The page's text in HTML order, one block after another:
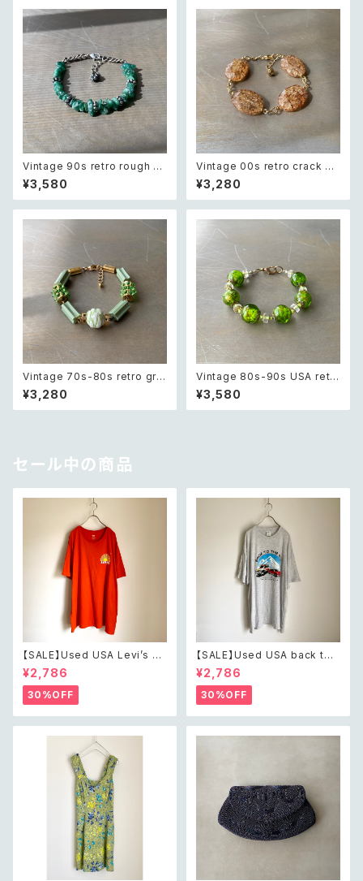
Vintage 90s retro rough cu
t green aventurine bracele
t レトロ ヴィンテージ アクセサ
リー 天然石 ラフカット グリーン
¥3,580
Vintage 00s retro crack be
ads bracelet レトロ ヴィンテ
ージ アクセサリー クラック ビー
ズ ブレスレット
¥3,280
Vintage 70s-80s retro gre
en bijou classical beads b
racelet レトロ ヴィンテージ ア
クセサリー グリーン ビジュー ク
¥3,280
Vintage 80s-90s USA retr
o green glass beads brac
elet レトロ アメリカ ヴィンテー
ジ アクセサリー グリーン 緑 ガ
¥3,580
セール中の商品
【SALE】Used USA Levi’s su
nrise design orange t shirt
レトロ アメリカ ユーズド 古着
リーバイス サンライズ デザイン
オレンジ Tシャツ XXL
¥2,786
30%OFF
【SALE】Used USA back to t
he 80s car design t shirt レ
トロ アメリカ ユーズド 古着 カ
ーデザイン ライトグレー Tシャ
ツ XXL
¥2,786
30%OFF